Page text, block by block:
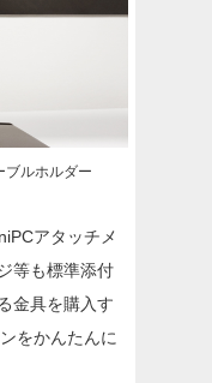
ブルホルダー
アタッチメ
等も標準添付
金具を購入す
をかんたんに